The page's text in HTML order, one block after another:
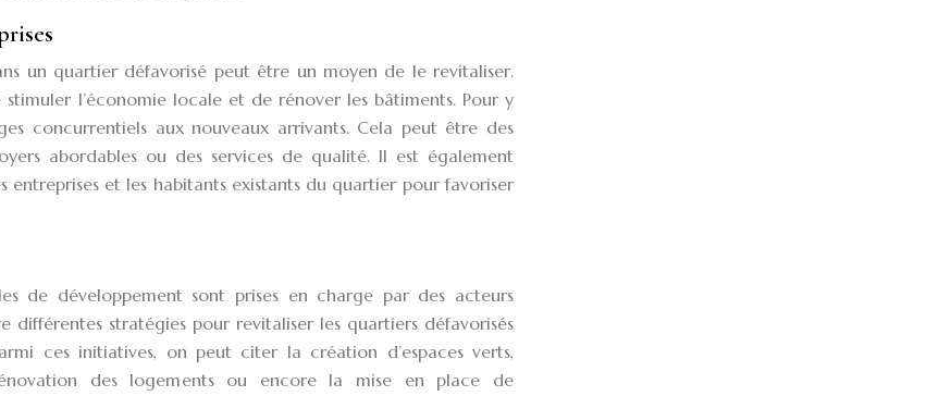
un quartier défavorisé peut être un moyen de le revitaliser.
l’économie locale et de rénover les bâtiments. Pour y
concurrentiels aux nouveaux arrivants. Cela peut être des
abordables ou des services de qualité. Il est également
et les habitants existants du quartier pour favoriser
de développement sont prises en charge par des acteurs
stratégies pour revitaliser les quartiers défavorisés
ces initiatives, on peut citer la création d’espaces verts,
des logements ou encore la mise en place de